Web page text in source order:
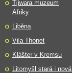
Tijwara muzeum
Afriky
Liběna
Vila Thonet
Klášter v Kremsu
Litomyšl stará i nová